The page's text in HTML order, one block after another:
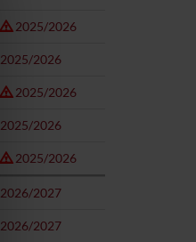
2025/2026
2025/2026
2025/2026
2025/2026
2025/2026
2026/2027
2026/2027